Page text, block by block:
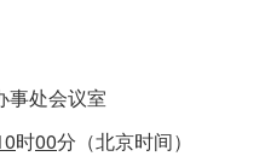
事处会议室
时00分（北京时间）